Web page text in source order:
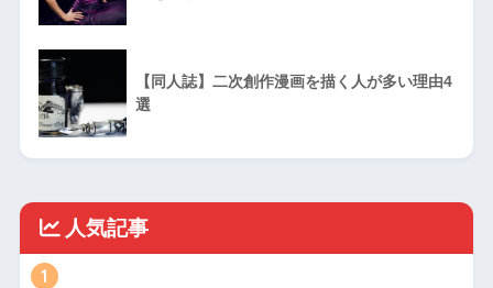
【同人誌】二次創作漫画を描く人が多い理由4
選
人気記事
1